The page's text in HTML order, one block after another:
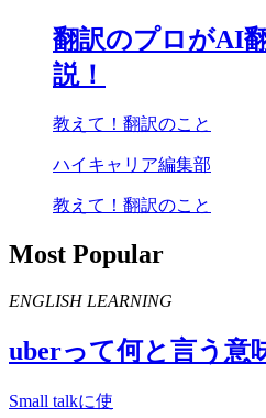
翻訳のプロがAI
説！
教えて！翻訳のこと
ハイキャリア編集部
教えて！翻訳のこと
Most Popular
ENGLISH LEARNING
uberって何と言う意
Small talkに使